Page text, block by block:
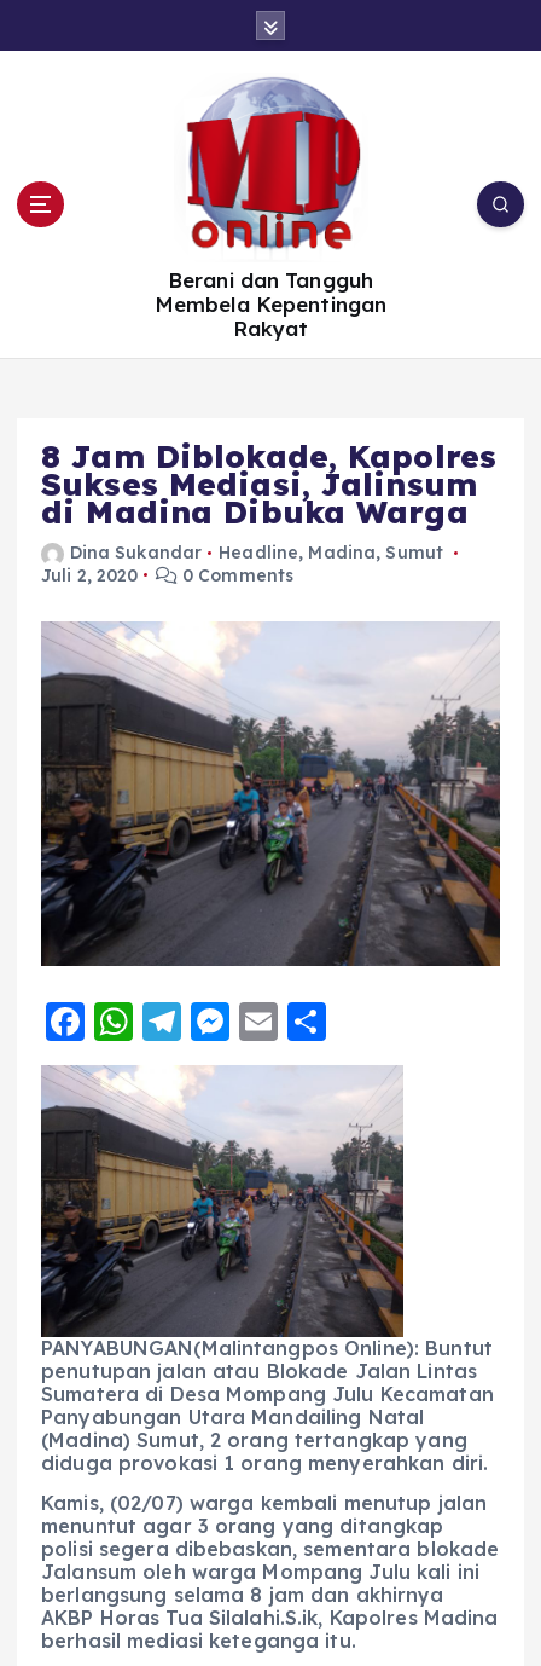
Berani dan Tangguh
Membela Kepentingan
Rakyat
8 Jam Diblokade, Kapolres
Sukses Mediasi, Jalinsum
di Madina Dibuka Warga
Dina Sukandar Headline, Madina,Sumut
Juli 2, 2020
0 Comments
F
a
c
e
b
o
o
k
W
h
a
ts
A
p
p
T
el
e
g
r
a
m
M
e
e
n
g
er
E
m h
a
re
PANYABUNGAN(Malintangpos Online): Buntut
penutupan jalan atau Blokade Jalan Lintas
Sumatera di Desa Mompang Julu Kecamatan
Panyabungan Utara Mandailing Natal
(Madina) Sumut, 2 orang tertangkap yang
diduga provokasi 1 orang menyerahkan diri.
Kamis, (02/07) warga kembali menutup jalan
menuntut agar 3 orang yang ditangkap
polisi segera dibebaskan, sementara blokade
Jalansum oleh warga Mompang Julu kali ini
berlangsung selama 8 jam dan akhirnya
AKBP Horas Tua Silalahi.S.ik, Kapolres Madina
berhasil mediasi keteganga itu.